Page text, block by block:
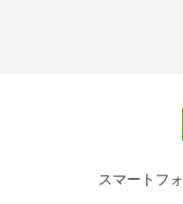
スマートフ